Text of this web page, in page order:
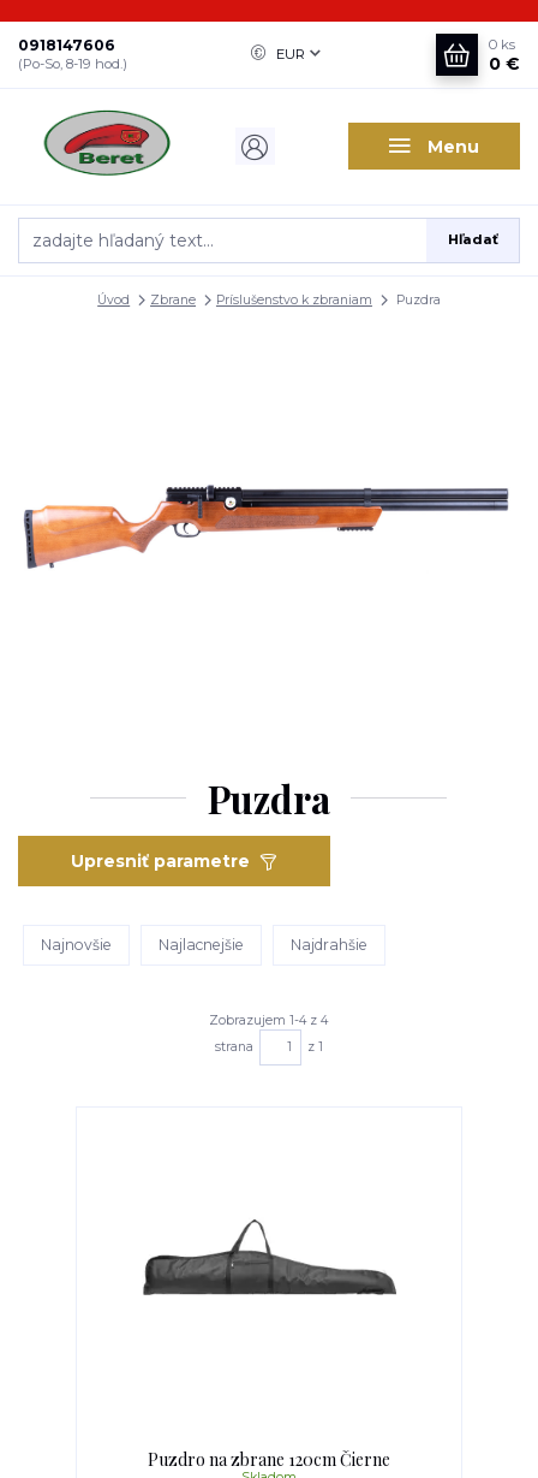
Menu
EUR
Hľadať
0918147606
(Po-So, 8-19 hod.)
0 ks
0 €
Úvod Zbrane Príslušenstvo k zbraniam Puzdra
Puzdra
Upresniť parametre
Najnovšie Najlacnejšie Najdrahšie
Zobrazujem 1-4 z 4
strana
z 1
Puzdro na zbrane 120cm Čierne